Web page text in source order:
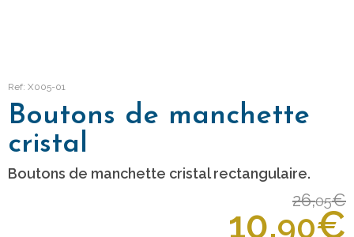
Ref: X005-01
Boutons de manchette
cristal
Boutons de manchette cristal rectangulaire.
26,05€
10,90€